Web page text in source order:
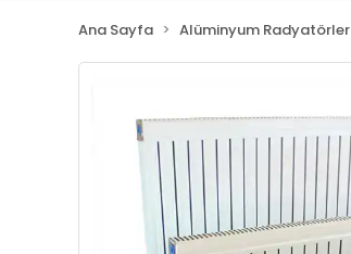
Ana Sayfa Alüminyum Radyatörler